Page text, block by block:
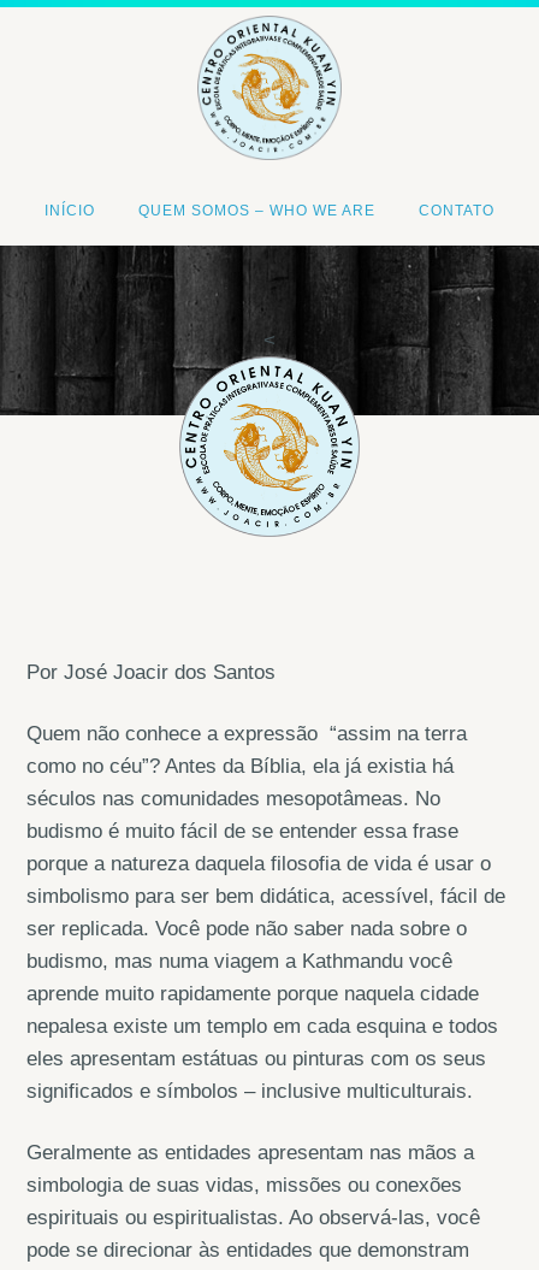
INÍCIO QUEM SOMOS – WHO WE ARE CONTATO
<
Por José Joacir dos Santos
Quem não conhece a expressão “assim na terra
como no céu”? Antes da Bíblia, ela já existia há
séculos nas comunidades mesopotâmeas. No
budismo é muito fácil de se entender essa frase
porque a natureza daquela filosofia de vida é usar o
simbolismo para ser bem didática, acessível, fácil de
ser replicada. Você pode não saber nada sobre o
budismo, mas numa viagem a Kathmandu você
aprende muito rapidamente porque naquela cidade
nepalesa existe um templo em cada esquina e todos
eles apresentam estátuas ou pinturas com os seus
significados e símbolos – inclusive multiculturais.
Geralmente as entidades apresentam nas mãos a
simbologia de suas vidas, missões ou conexões
espirituais ou espiritualistas. Ao observá-las, você
pode se direcionar às entidades que demonstram